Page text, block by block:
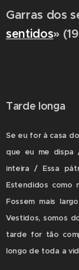
Garras dos
sentidos»
Tarde longa
Se eu for à casa
que eu me dispa
inteira / Essa
Estendidos como
Fossem mais
Vestidos, somos
tarde for tão
longo de toda a